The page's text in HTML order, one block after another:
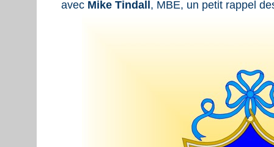
avec Mike Tindall, MBE, un petit rappel